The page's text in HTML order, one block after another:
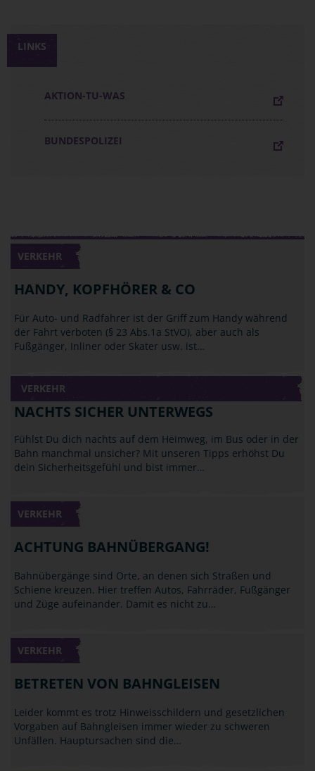
LINKS
AKTION-TU-WAS
BUNDESPOLIZEI
VERKEHR
HANDY, KOPFHÖRER & CO
Für Auto- und Radfahrer ist der Griff zum Handy während
der Fahrt verboten (§ 23 Abs.1a StVO), aber auch als
Fußgänger, Inliner oder Skater usw. ist…
VERKEHR
NACHTS SICHER UNTERWEGS
Fühlst Du dich nachts auf dem Heimweg, im Bus oder in der
Bahn manchmal unsicher? Mit unseren Tipps erhöhst Du
dein Sicherheitsgefühl und bist immer…
VERKEHR
ACHTUNG BAHNÜBERGANG!
Bahnübergänge sind Orte, an denen sich Straßen und
Schiene kreuzen. Hier treffen Autos, Fahrräder, Fußgänger
und Züge aufeinander. Damit es nicht zu…
VERKEHR
BETRETEN VON BAHNGLEISEN
Leider kommt es trotz Hinweisschildern und gesetzlichen
Vorgaben auf Bahngleisen immer wieder zu schweren
Unfällen. Hauptursachen sind die…